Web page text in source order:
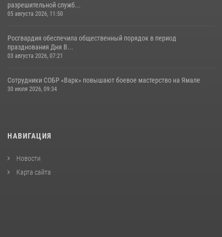
разрешительной служб...
05 августа 2026, 11:50
Росгвардия обеспечила общественный порядок в период
празднования Дня В...
03 августа 2026, 07:21
Сотрудники СОБР «Варк» повышают боевое мастерство на Ямале
30 июля 2026, 09:34
НАВИГАЦИЯ
Новости
Карта сайта